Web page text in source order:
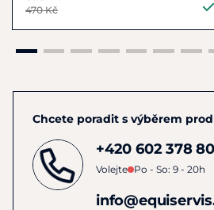
470 Kč
Chcete poradit s výběrem
+420 602 378
Volejte Po - So: 9 - 20h